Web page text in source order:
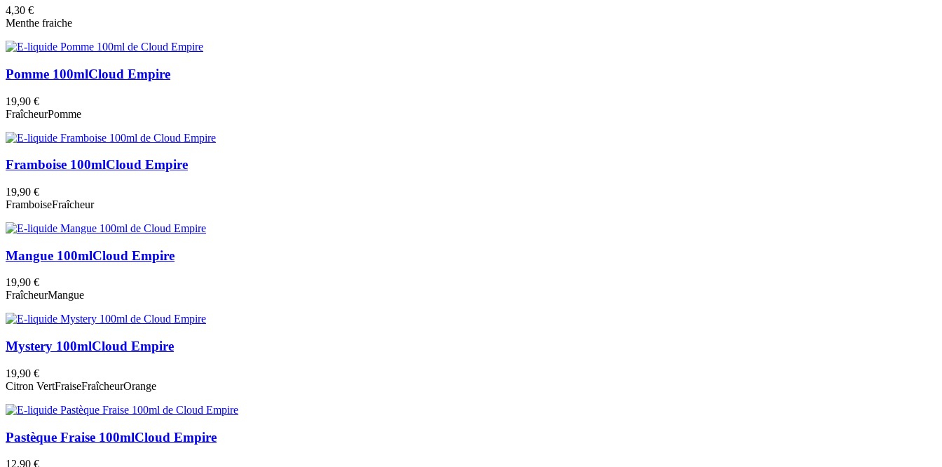
4,30 €
Menthe fraiche
Pomme 100mlCloud Empire
19,90 €
FraîcheurPomme
Framboise 100mlCloud Empire
19,90 €
FramboiseFraîcheur
Mangue 100mlCloud Empire
19,90 €
FraîcheurMangue
Mystery 100mlCloud Empire
19,90 €
Citron VertFraiseFraîcheurOrange
Pastèque Fraise 100mlCloud Empire
12,90 €